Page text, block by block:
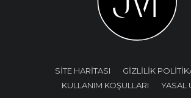
SİTE HARİTASI
GİZLİLİK
KULLANIM KOŞULLARI
YASAL